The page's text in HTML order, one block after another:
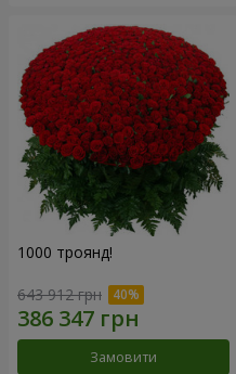
1000 троянд!
643 912 грн
Замовити